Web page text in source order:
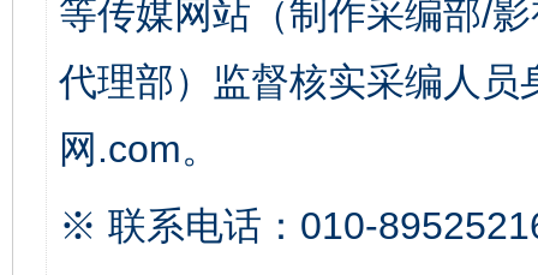
等传媒网站（制作采编部/
代理部）监督核实采编人员
网.com。
※ 联系电话：010-
千年窑火 生生不息